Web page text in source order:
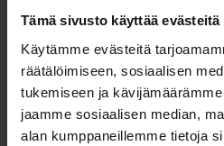
Tämä sivusto käyttää evästeitä
Käytämme evästeitä
räätälöimiseen, sosiaalisen
tukemiseen ja
jaamme sosiaalisen median,
alan kumppaneillemme tietoja
Tuttujen kuivattujen
vaihtoehto on ruukussa
ympäri vuoden. Tuoreiden
muuta rajaa kuin mielikuvitus,
omia makuyhdistelmiä.